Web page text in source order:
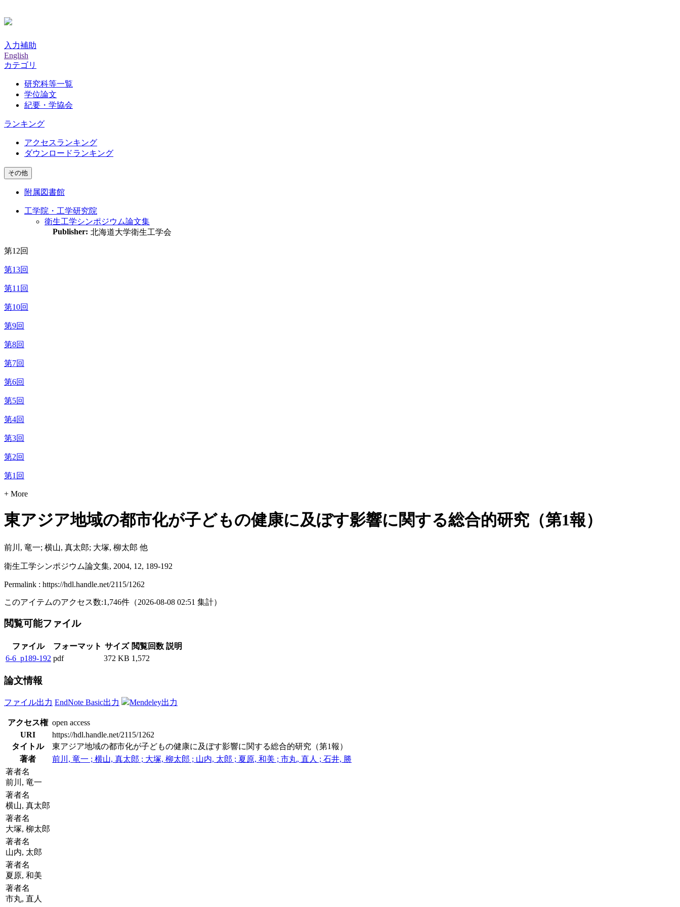
入力補助
English
カテゴリ
研究科等一覧
学位論文
紀要・学協会
ランキング
アクセスランキング
ダウンロードランキング
その他
附属図書館
工学院・工学研究院
衛生工学シンポジウム論文集
Publisher: 北海道大学衛生工学会
第12回
第13回
第11回
第10回
第9回
第8回
第7回
第6回
第5回
第4回
第3回
第2回
第1回
+ More
東アジア地域の都市化が子どもの健康に及ぼす影響に関する総合的研究（第1報）
前川, 竜一; 横山, 真太郎; 大塚, 柳太郎 他
衛生工学シンポジウム論文集, 2004, 12, 189-192
Permalink : https://hdl.handle.net/2115/1262
このアイテムのアクセス数:1,746件 （2026-08-08 02:51 集計）
閲覧可能ファイル
ファイル フォーマット サイズ 閲覧回数 説明
6-6_p189-192 pdf 372 KB 1,572
論文情報
ファイル出力 EndNote Basic出力 Mendeley出力
アクセス権 open access
URI
https://hdl.handle.net/2115/1262
タイトル
東アジア地域の都市化が子どもの健康に及ぼす影響に関する総合的研究（第1報）
著者
前川, 竜一 ; 横山, 真太郎 ; 大塚, 柳太郎 ; 山内, 太郎 ; 夏原, 和美 ; 市丸, 直人 ; 石井, 勝
著者名
前川, 竜一
著者名
横山, 真太郎
著者名
大塚, 柳太郎
著者名
山内, 太郎
著者名
夏原, 和美
著者名
市丸, 直人